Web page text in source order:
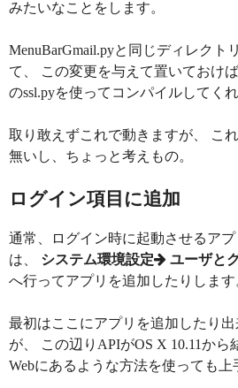
みたいなことをします。
MenuBarGmail.pyと同じディレクト
て、 この変更を与えて置いておけ
のssl.pyを使ってコンパイルしてくれ
取り敢えずこれで動きますが、 こ
無いし、ちょっと考えもの。
ログイン項目に追加
通常、ログイン時に起動させるア
は、 システム環境設定 ユーザと
へ行ってアプリを追加したりします
最初はここにアプリを追加したり
が、 この辺りAPIがOS X 10.11から
Webにあるような方法を使っても上